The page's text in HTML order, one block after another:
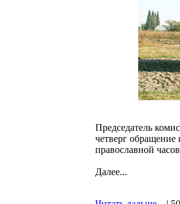
Председатель
четверг
православной
Далее...